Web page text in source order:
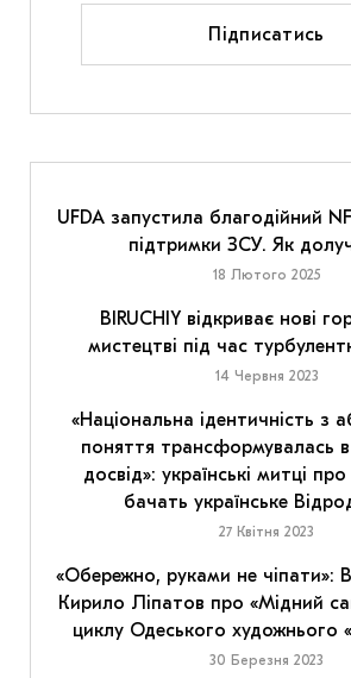
Підписатись
UFDA запустила благодійний
підтримки ЗСУ. Як
18 Лютого 2025
BIRUCHIY відкриває нові
мистецтві під час
14 Червня 2023
«Національна ідентичність з
поняття трансформувалась
досвід»: українські митці
бачать українське
27 Квітня 2023
«Обережно, руками не чіпати»:
Кирило Ліпатов про «Мідний
циклу Одеського художнього
30 Березня 2023